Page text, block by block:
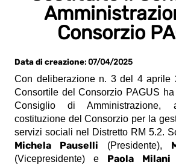
Consorzio
Data di creazione: 07/04/2025
Con deliberazione n. 3 del 4 aprile
Consortile del Consorzio PAGUS
Consiglio di
costituzione del Consorzio per la
servizi sociali nel Distretto RM 5.2.
Michela Pauselli (Presidente),
(Vicepresidente) e Paola Milani